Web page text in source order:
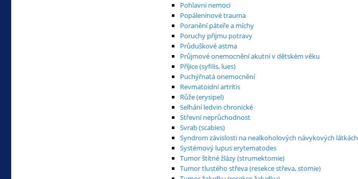
Pohlavní nemoci
Popáleninové trauma
Poranění páteře a míchy
Poruchy přijmu potravy
Průduškové astma
Průjmové onemocnění akutní v dětském věku
Příjice (syfilis, lues)
Puchýřnatá onemocnění
Revmatoidní artritis
Růže (erysipel)
Selhání ledvin chronické
Střevní neprůchodnost
Svrab (scabies)
Syndrom závislosti na nealkoholových návykových látkách
Systémový lupus erytematodes
Tumor štítné žlázy (strumektomie)
Tumor tlustého střeva (resekce střeva, stomie)